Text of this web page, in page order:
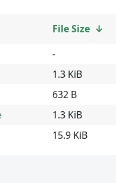
File Size ↓
-
1.3 KiB
632 B
1.3 KiB
15.9 KiB